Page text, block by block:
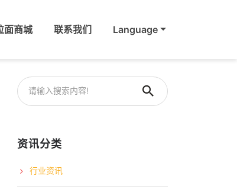
面商城 联系我们 Language
资讯分类
行业资讯